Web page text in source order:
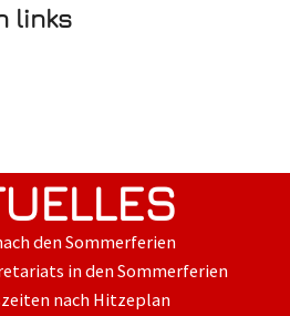
links
den Sommerferien
in den Sommerferien
nach Hitzeplan